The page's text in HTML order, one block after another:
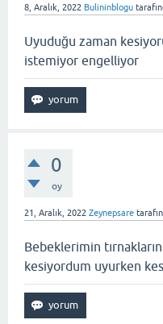
8, Aralık, 2022 Bulininblogu
Uyuduğu zaman
istemiyor engelliyor
0
oy
21, Aralık, 2022 Zeynepsare
Bebeklerimin
kesiyordum uyurken